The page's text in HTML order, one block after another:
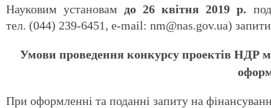
Науковим установам до26 квітня 2019 р.
тел. (044) 239-6451, e-mail: nm@nas.gov.ua)
Умови проведення конкурсу проектів НДР
При оформленні та поданні запиту на